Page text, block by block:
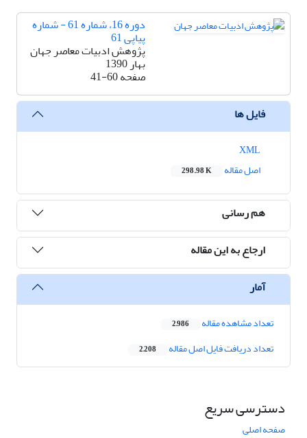
دوره 16، شماره 61 - شماره
پیاپی 61
پژوهش ادبیات معاصر جهان
بهار 1390
صفحه41-60
فایل ها
اصل مقاله
298.98 K
هم رسانی
ارجاع به این مقاله
آمار
تعداد مشاهده مقاله 2,986
تعداد دریافت فایل اصل مقاله 2,208
دسترسی سریع
صفحه اصلی